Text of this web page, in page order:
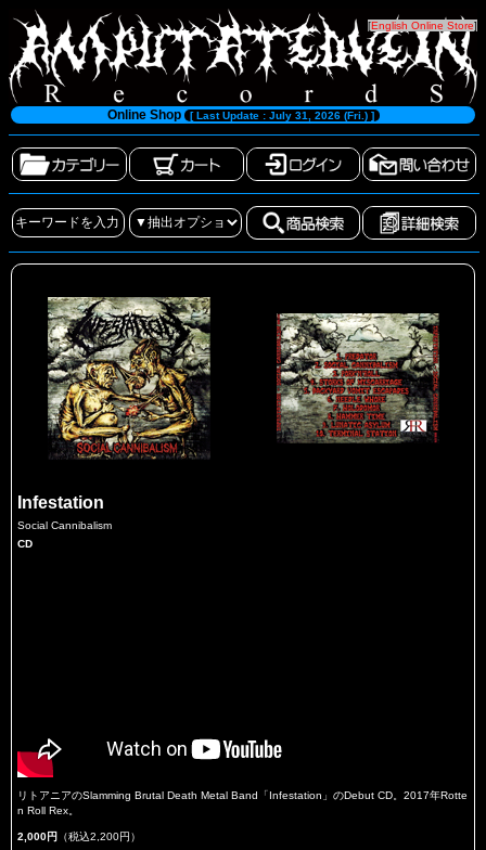
[English Online Store]
Online Shop [ Last Update : July 31, 2026 (Fri.) ]
Infestation
Social Cannibalism
CD
リトアニアのSlamming Brutal Death Metal Band「Infestation」のDebut CD。2017年Rotte
n Roll Rex。
2,000円 （税込2,200円）